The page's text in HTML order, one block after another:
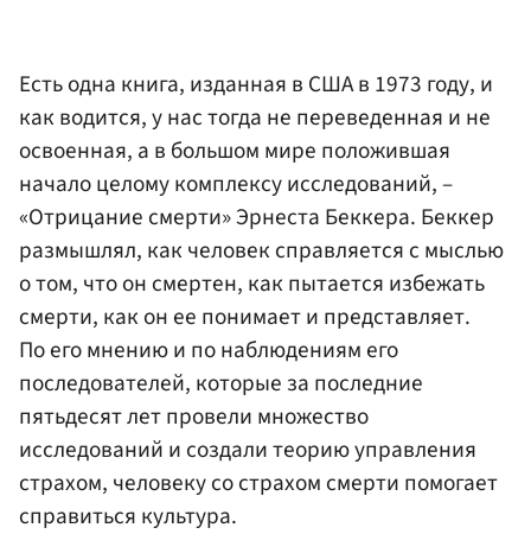
Есть одна книга, изданная в США в 1973 году, и
как водится, у нас тогда не переведенная и не
освоенная, а в большом мире положившая
начало целому комплексу исследований, –
«Отрицание смерти» Эрнеста Беккера. Беккер
размышлял, как человек справляется с мыслью
о том, что он смертен, как пытается избежать
смерти, как он ее понимает и представляет.
По его мнению и по наблюдениям его
последователей, которые за последние
пятьдесят лет провели множество
исследований и создали теорию управления
страхом, человеку со страхом смерти помогает
справиться культура.